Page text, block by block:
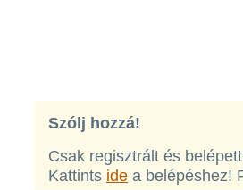
Szólj hozzá!
Csak regisztrált és
Kattints ide a belépéshez!